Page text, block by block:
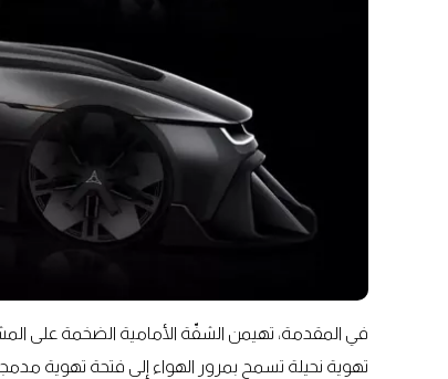
تهوية نحيلة تسمح بمرور الهواء إلى فتحة تهوية